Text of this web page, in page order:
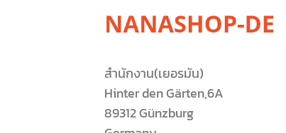
สำนักงาน(เยอรมัน)
Hinter den Gärten,6A
89312 Günzburg